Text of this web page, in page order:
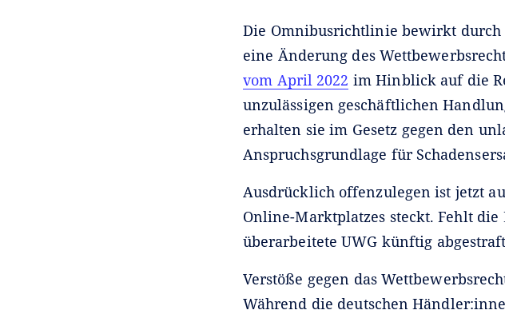
Die Omnibusrichtlinie bewirkt durch
eine Änderung des
vom April 2022 im Hinblick auf die
unzulässigen geschäftlichen
erhalten sie im Gesetz gegen den
Anspruchsgrundlage für
Ausdrücklich offenzulegen ist jetzt
Online-Marktplatzes steckt. Fehlt
überarbeitete UWG künftig
Verstöße gegen das
Während die deutschen